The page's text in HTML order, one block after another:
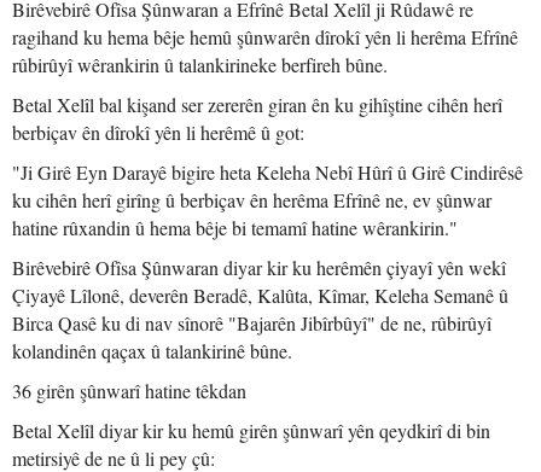
Birêvebirê Ofîsa Şûnwaran a Efrînê Betal Xelîl ji Rûdawê re
ragihand ku hema bêje hemû şûnwarên dîrokî yên li herêma Efrînê
rûbirûyî wêrankirin û talankirineke berfireh bûne.
Betal Xelîl bal kişand ser zererên giran ên ku gihîştine cihên herî
berbiçav ên dîrokî yên li herêmê û got:
"Ji Girê Eyn Darayê bigire heta Keleha Nebî Hûrî û Girê Cindirêsê
ku cihên herî girîng û berbiçav ên herêma Efrînê ne, ev şûnwar
hatine rûxandin û hema bêje bi temamî hatine wêrankirin."
Birêvebirê Ofîsa Şûnwaran diyar kir ku herêmên çiyayî yên wekî
Çiyayê Lîlonê, deverên Beradê, Kalûta, Kîmar, Keleha Semanê û
Birca Qasê ku di nav sînorê "Bajarên Jibîrbûyî" de ne, rûbirûyî
kolandinên qaçax û talankirinê bûne.
36 girên şûnwarî hatine têkdan
Betal Xelîl diyar kir ku hemû girên şûnwarî yên qeydkirî di bin
metirsiyê de ne û li pey çû: